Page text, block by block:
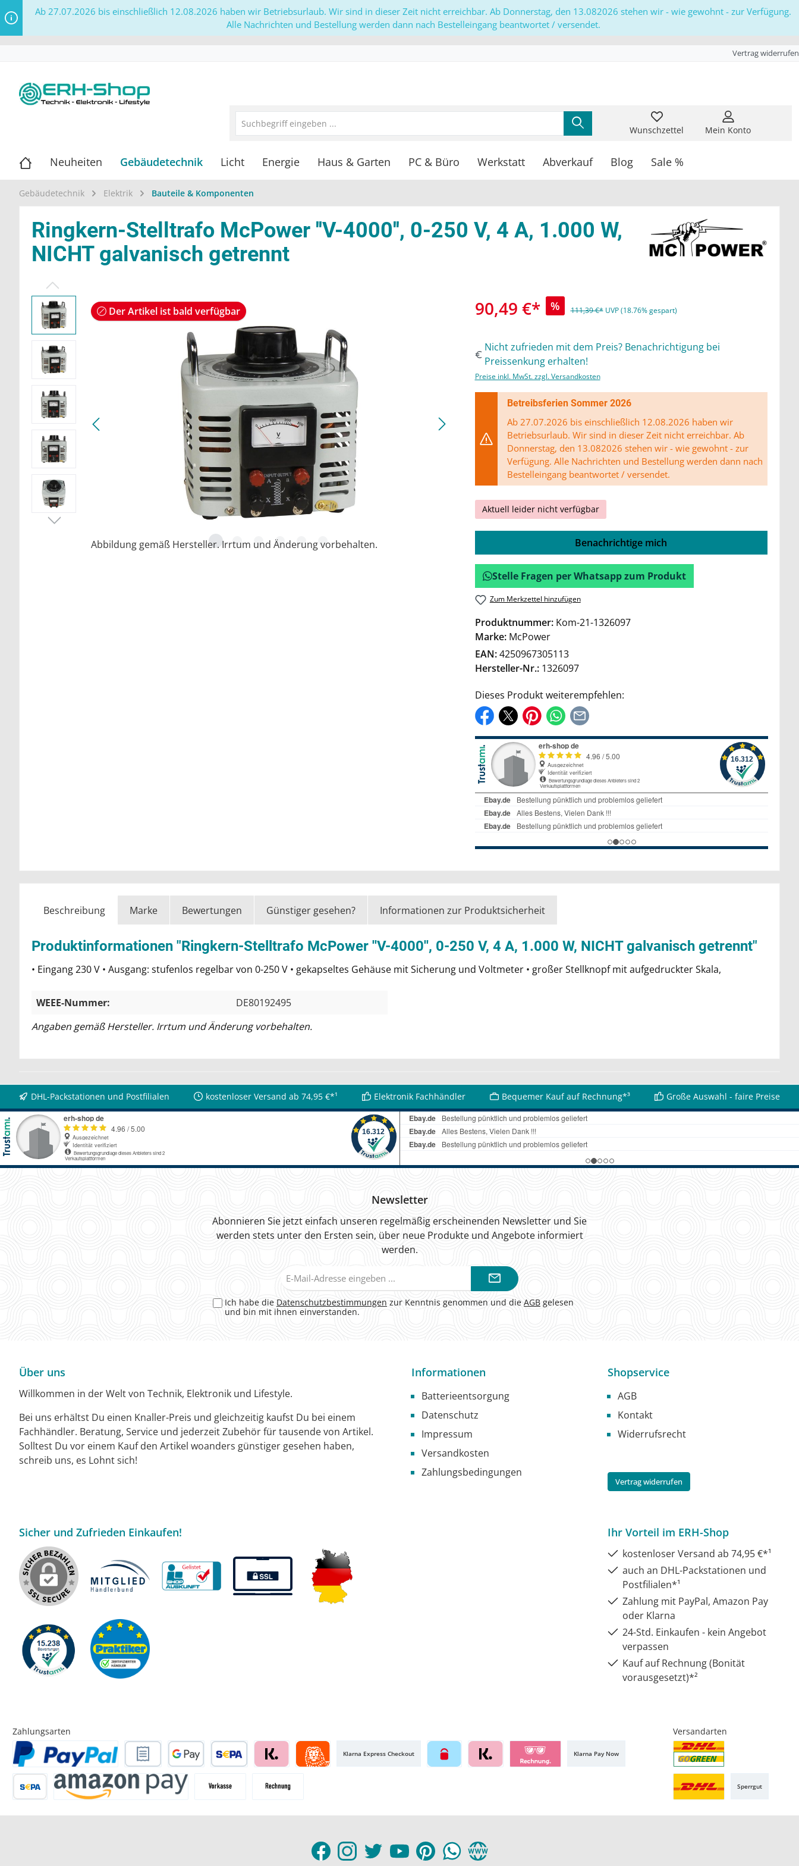
Ab 27.07.2026 bis einschließlich 12.08.2026 haben wir Betriebsurlaub. Wir sind in dieser Zeit nicht erreichbar. Ab Donnerstag, den 13.082026 stehen wir - wie gewohnt - zur Verfügung.
Alle Nachrichten und Bestellung werden dann nach Bestelleingang beantwortet / versendet.
Vertrag widerrufen
Wunschzettel Mein Konto
Neuheiten Gebäudetechnik Licht Energie Haus & Garten PC & Büro Werkstatt Abverkauf Blog Sale %
Gebäudetechnik Elektrik Bauteile & Komponenten
Ringkern-Stelltrafo McPower ''V-4000'', 0-250 V, 4 A, 1.000 W,
NICHT galvanisch getrennt
Der Artikel ist bald verfügbar
Abbildung gemäß Hersteller. Irrtum und Änderung vorbehalten.
90,49 €* % 111,39 €* UVP (18.76% gespart)
Nicht zufrieden mit dem Preis? Benachrichtigung bei
Preissenkung erhalten!
Preise inkl. MwSt. zzgl. Versandkosten
Betreibsferien Sommer 2026
Ab 27.07.2026 bis einschließlich 12.08.2026 haben wir
Betriebsurlaub. Wir sind in dieser Zeit nicht erreichbar. Ab
Donnerstag, den 13.082026 stehen wir - wie gewohnt - zur
Verfügung. Alle Nachrichten und Bestellung werden dann nach
Bestelleingang beantwortet / versendet.
Aktuell leider nicht verfügbar
Benachrichtige mich
Stelle Fragen per Whatsapp zum Produkt
Zum Merkzettel hinzufügen
Produktnummer: Kom-21-1326097
Marke: McPower
EAN:4250967305113
Hersteller-Nr.: 1326097
Dieses Produkt weiterempfehlen:
Beschreibung Marke Bewertungen Günstiger gesehen? Informationen zur Produktsicherheit
Produktinformationen "Ringkern-Stelltrafo McPower ''V-4000'', 0-250 V, 4 A, 1.000 W, NICHT galvanisch getrennt"
• Eingang 230 V • Ausgang: stufenlos regelbar von 0-250 V • gekapseltes Gehäuse mit Sicherung und Voltmeter • großer Stellknopf mit aufgedruckter Skala,
WEEE-Nummer:
DE80192495
Angaben gemäß Hersteller. Irrtum und Änderung vorbehalten.
DHL-Packstationen und Postfilialen kostenloser Versand ab 74,95 €*¹ Elektronik Fachhändler Bequemer Kauf auf Rechnung*³ Große Auswahl - faire Preise
Newsletter
Abonnieren Sie jetzt einfach unseren regelmäßig erscheinenden Newsletter und Sie
werden stets unter den Ersten sein, über neue Produkte und Angebote informiert
werden.
Mail-
Ich habe die Datenschutzbestimmungen zur Kenntnis genommen und die AGB gelesen
und bin mit ihnen einverstanden.
Über uns
Willkommen in der Welt von Technik, Elektronik und Lifestyle.
Bei uns erhältst Du einen Knaller-Preis und gleichzeitig kaufst Du bei einem
Fachhändler. Beratung, Service und jederzeit Zubehör für tausende von Artikel.
Solltest Du vor einem Kauf den Artikel woanders günstiger gesehen haben,
schreib uns, es Lohnt sich!
Informationen
Batterieentsorgung
Datenschutz
Impressum
Versandkosten
Zahlungsbedingungen
Shopservice
AGB
Kontakt
Widerrufsrecht
Vertrag widerrufen
Sicher und Zufrieden Einkaufen! Ihr Vorteil im ERH-Shop
kostenloser Versand ab 74,95 €*¹
auch an DHL-Packstationen und
Postfilialen*¹
Zahlung mit PayPal, Amazon Pay
oder Klarna
24-Std. Einkaufen - kein Angebot
verpassen
Kauf auf Rechnung (Bonität
vorausgesetzt)*²
Zahlungsarten
Klarna Express Checkout Klarna Pay Now
Versandarten
Sperrgut